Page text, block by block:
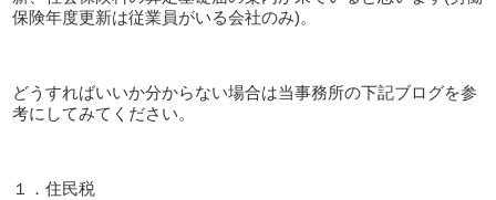
保険年度更新は従業員がいる会社のみ)。
どうすればいいか分からない場合は当事務所の下記ブログを参
考にしてみてください。
１．住民税